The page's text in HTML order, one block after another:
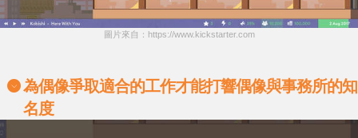
圖片來自：https://www.kickstarter.com
為偶像爭取適合的工作才能打響偶像與事務所的知
名度